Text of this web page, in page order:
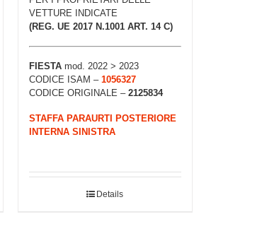
VETTURE INDICATE
(REG. UE 2017 N.1001 ART. 14 C)
FIESTAmod. 2022 > 2023
CODICE ISAM – 1056327
CODICE ORIGINALE – 2125834
STAFFA PARAURTI POSTERIORE
INTERNA SINISTRA
Details